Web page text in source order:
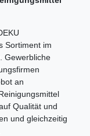
Sortiment im
Gewerbliche
an
Qualität und
und gleichzeitig